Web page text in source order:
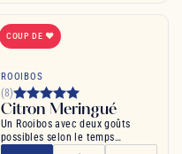
COUP DE ❤
ROOIBOS
(8)
Citron Meringué
Un Rooibos avec deux goûts
possibles selon le temps